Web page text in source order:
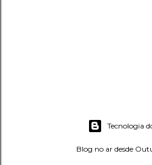
Tecnologia
Blog no ar desde